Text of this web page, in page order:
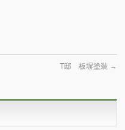
T邸 板塀塗装 →